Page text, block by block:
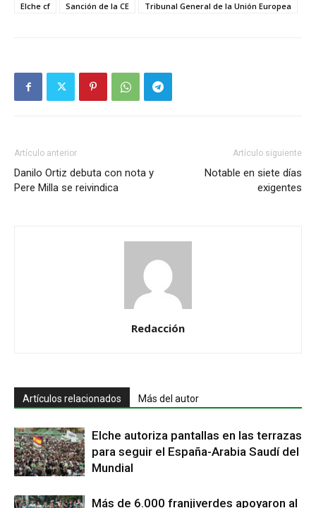
Elche cf
Sanción de la CE Tribunal General de la Unión Europea
Artículo anterior
Danilo Ortiz debuta con nota y
Pere Milla se reivindica
Artículo siguiente
Notable en siete días
exigentes
Redacción
Artículos relacionados Más del autor
Elche autoriza pantallas en las terrazas
para seguir el España-Arabia Saudí del
Mundial
Más de 6.000 franjiverdes apoyaron al